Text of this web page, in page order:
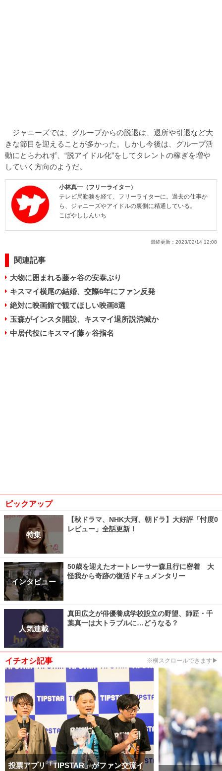
ジャニーズでは、グループからの脱退は、退所や引退など大
きな節目を迎えることが多かった。しかし今後は、グループ活
動にとらわれず、“脱アイドル化”をしてタレントの稼ぎを増や
していく方向のようだ。
小林真一（フリーライター）
テレビ局勤務を経て、フリーライターに。過去の仕事か
ら、ジャニーズやアイドルの裏側に精通している。
こばやししんいち
最終更新： 2023/02/14 12:08
関連記事
大物に囲まれる藤ヶ谷の安泰ぶり
キスマイ横尾の結婚、交際6年にファン反発
絶対に映画館で観てほしい映画8選
玉森がインスタ開設、キスマイ退所説消滅か
中居代役にキスマイ藤ヶ谷指名
ピックアップ
特集
【秋ドラマ、NHK大河、朝ドラ】大好評「忖度0
レビュー」全話更新！
インタビュー
50歳を迎えたオートレーサー森且行に密着 大
怪我から奇跡の復活ドキュメンタリー
人気連載
真田広之が俳優養成学校設立の野望、師匠・千
葉真一は大トラブルに…どうなる？
イチオシ記事 ※横スクロールできます▶
投票アプリ「TIPSTAR」がファン交流イ